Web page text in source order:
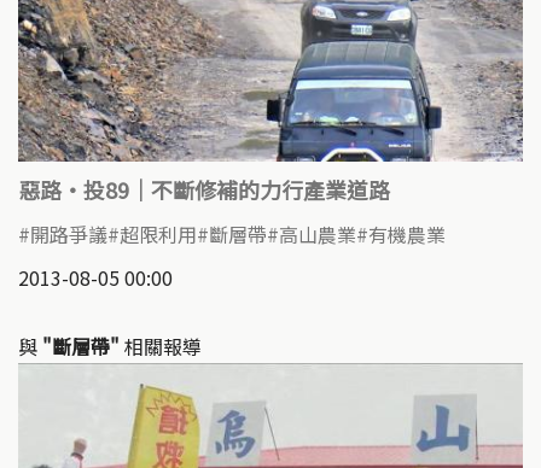
惡路‧投89｜不斷修補的力行產業道路
開路爭議 超限利用 斷層帶 高山農業 有機農業
2013-08-05 00:00
與 "斷層帶" 相關報導